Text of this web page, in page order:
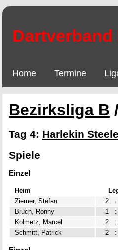
Dartverband
Home Termine
Bezirksliga B /
Tag 4: Harlekin
Spiele
Einzel
Heim
Ziemer, Stefan
2 :
Bruch, Ronny
1 :
Kolmetz, Marcel
2 :
Schmitt, Patrick
2 :